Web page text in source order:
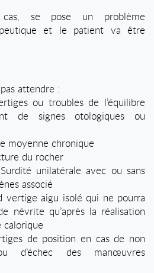
cas, se pose un problème
et le patient va être
attendre :
ou troubles de l’équilibre
de signes otologiques ou
moyenne chronique
du rocher
Surdité unilatérale avec ou sans
associé
vertige aigu isolé qui ne pourra
névrite qu’après la réalisation
calorique
de position en cas de non
d’échec des manœuvres